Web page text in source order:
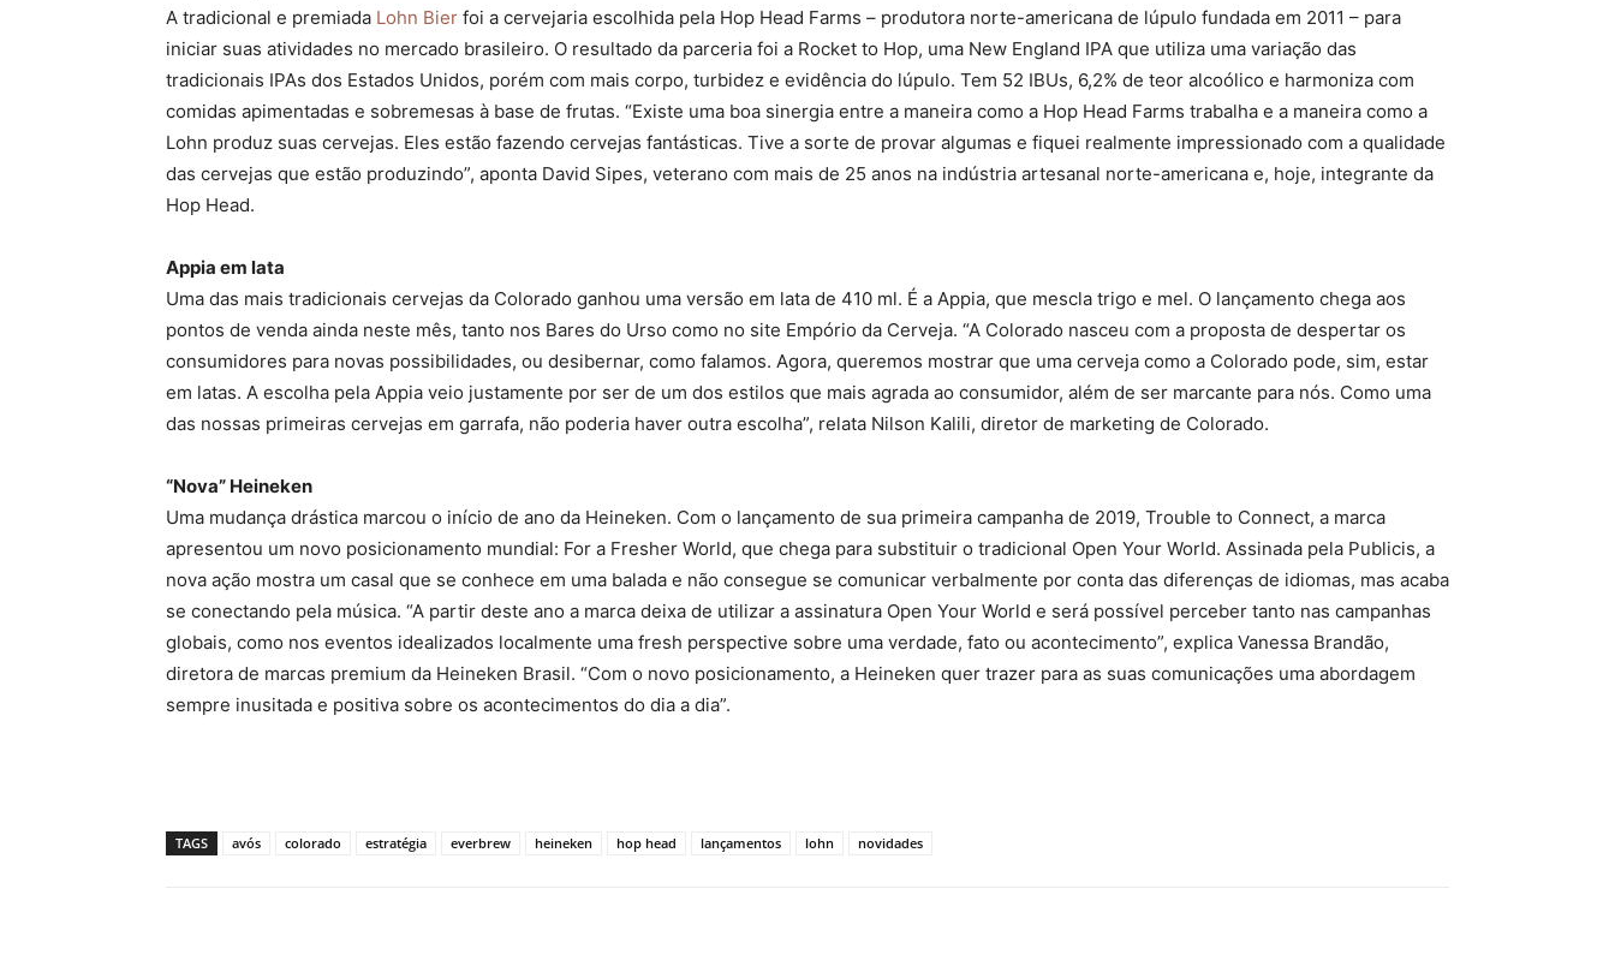
A tradicional e premiada Lohn Bier foi a cervejaria escolhida pela Hop Head Farms – produtora norte-americana de lúpulo fundada em 2011 – para
iniciar suas atividades no mercado brasileiro. O resultado da parceria foi a Rocket to Hop, uma New England IPA que utiliza uma variação das
tradicionais IPAs dos Estados Unidos, porém com mais corpo, turbidez e evidência do lúpulo. Tem 52 IBUs, 6,2% de teor alcoólico e harmoniza com
comidas apimentadas e sobremesas à base de frutas. “Existe uma boa sinergia entre a maneira como a Hop Head Farms trabalha e a maneira como a
Lohn produz suas cervejas. Eles estão fazendo cervejas fantásticas. Tive a sorte de provar algumas e fiquei realmente impressionado com a qualidade
das cervejas que estão produzindo”, aponta David Sipes, veterano com mais de 25 anos na indústria artesanal norte-americana e, hoje, integrante da
Hop Head.
Appia em lata
Uma das mais tradicionais cervejas da Colorado ganhou uma versão em lata de 410 ml. É a Appia, que mescla trigo e mel. O lançamento chega aos
pontos de venda ainda neste mês, tanto nos Bares do Urso como no site Empório da Cerveja. “A Colorado nasceu com a proposta de despertar os
consumidores para novas possibilidades, ou desibernar, como falamos. Agora, queremos mostrar que uma cerveja como a Colorado pode, sim, estar
em latas. A escolha pela Appia veio justamente por ser de um dos estilos que mais agrada ao consumidor, além de ser marcante para nós. Como uma
das nossas primeiras cervejas em garrafa, não poderia haver outra escolha”, relata Nilson Kalili, diretor de marketing de Colorado.
“Nova” Heineken
Uma mudança drástica marcou o início de ano da Heineken. Com o lançamento de sua primeira campanha de 2019, Trouble to Connect, a marca
apresentou um novo posicionamento mundial: For a Fresher World, que chega para substituir o tradicional Open Your World. Assinada pela Publicis, a
nova ação mostra um casal que se conhece em uma balada e não consegue se comunicar verbalmente por conta das diferenças de idiomas, mas acaba
se conectando pela música. “A partir deste ano a marca deixa de utilizar a assinatura Open Your World e será possível perceber tanto nas campanhas
globais, como nos eventos idealizados localmente uma fresh perspective sobre uma verdade, fato ou acontecimento”, explica Vanessa Brandão,
diretora de marcas premium da Heineken Brasil. “Com o novo posicionamento, a Heineken quer trazer para as suas comunicações uma abordagem
sempre inusitada e positiva sobre os acontecimentos do dia a dia”.
TAGS avós colorado estratégia everbrew heineken hop head lançamentos lohn novidades